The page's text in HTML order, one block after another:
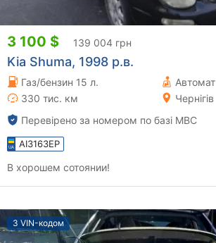
3 100 $ 139 004 грн
Kia Shuma, 1998 р.в.
Газ/бензин 15 л.
Автомат
330 тис. км
Чернігів
Перевірено за номером по базі МВС
AI3163EP
В хорошем сотоянии!
З VIN-кодом